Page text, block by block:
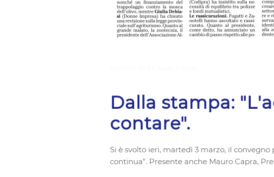
Dalla stampa:
contare".
Si è svolto ieri, martedì 3 marzo, il
continua”. Presente anche Mauro Capra,